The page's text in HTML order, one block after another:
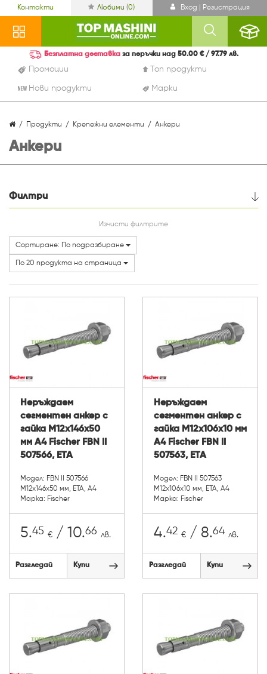
Контакти Любими (0) Вход | Регистрация
Промоции Топ продукти
Нови продукти Марки
Безплатна доставка за поръчки над 50.00 € / 97.79 лв.
Продукти Крепежни елементи Анкери
Анкери
Филтри
Изчисти филтрите
Сортиране: По подразбиране
По 20 продукта на страница
Неръждаем
сегментен анкер с
гайка М12х146х50
мм A4 Fischer FBN II
507566, ETA
Модел: FBN II 507566
М12х146х50 мм, ETA, А4
Марка: Fischer
5.45 € / 10.66 лв.
Разгледай Купи
Неръждаем
сегментен анкер с
гайка М12х106х10 мм
A4 Fischer FBN II
507563, ETA
Модел: FBN II 507563
М12х106х10 мм, ETA, А4
Марка: Fischer
4.42 € / 8.64 лв.
Разгледай Купи